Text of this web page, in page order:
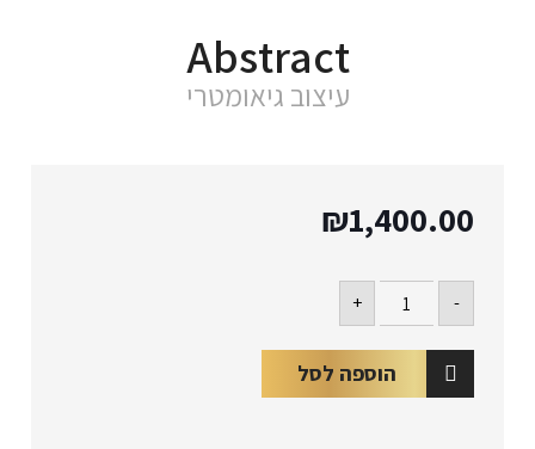
Abstract
עיצוב גיאומטרי
₪1,400.00
- כמות
Abstract
+
הוספה לסל